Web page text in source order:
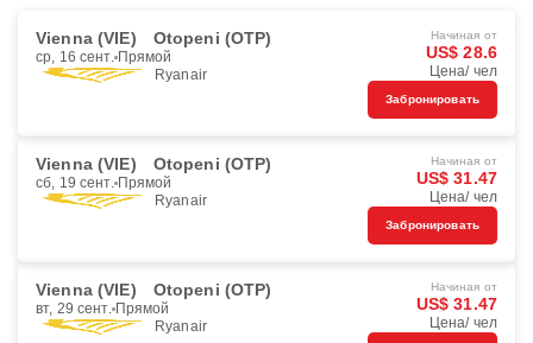
Vienna (VIE) Otopeni (OTP)
ср, 16 сент. Прямой
Ryanair
Начиная от
US$ 28.6
Цена/ чел
Забронировать
Vienna (VIE) Otopeni (OTP)
сб, 19 сент. Прямой
Ryanair
Начиная от
US$ 31.47
Цена/ чел
Забронировать
Vienna (VIE) Otopeni (OTP)
вт, 29 сент. Прямой
Ryanair
Начиная от
US$ 31.47
Цена/ чел